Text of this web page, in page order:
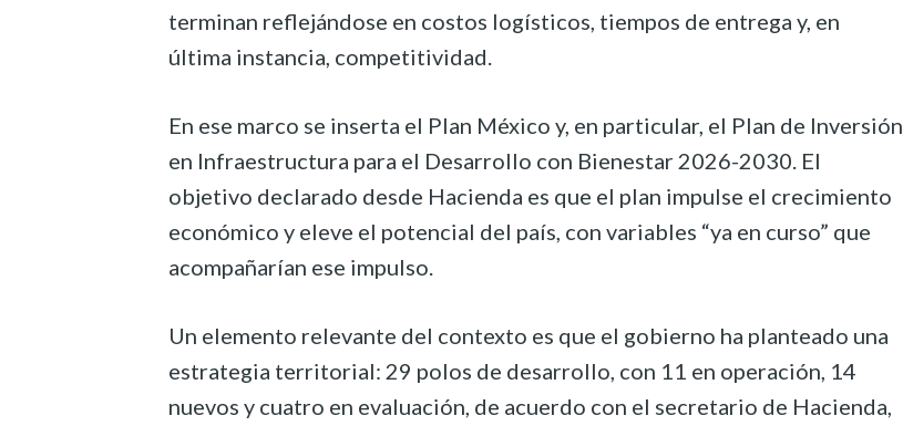
terminan reflejándose en costos logísticos, tiempos de entrega y, en
última instancia, competitividad.
En ese marco se inserta el Plan México y, en particular, el Plan de Inversión
en Infraestructura para el Desarrollo con Bienestar 2026-2030. El
objetivo declarado desde Hacienda es que el plan impulse el crecimiento
económico y eleve el potencial del país, con variables “ya en curso” que
acompañarían ese impulso.
Un elemento relevante del contexto es que el gobierno ha planteado una
estrategia territorial: 29 polos de desarrollo, con 11 en operación, 14
nuevos y cuatro en evaluación, de acuerdo con el secretario de Hacienda,